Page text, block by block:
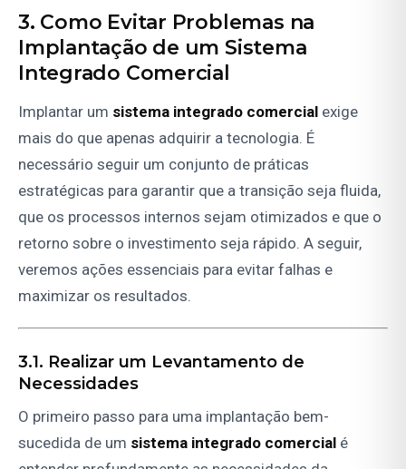
3. Como Evitar Problemas na
Implantação de um Sistema
Integrado Comercial
Implantar um sistema integrado comercial exige
mais do que apenas adquirir a tecnologia. É
necessário seguir um conjunto de práticas
estratégicas para garantir que a transição seja fluida,
que os processos internos sejam otimizados e que o
retorno sobre o investimento seja rápido. A seguir,
veremos ações essenciais para evitar falhas e
maximizar os resultados.
3.1. Realizar um Levantamento de
Necessidades
O primeiro passo para uma implantação bem-
sucedida de um sistema integrado comercial é